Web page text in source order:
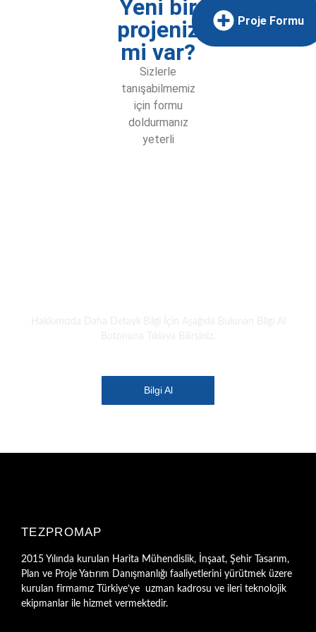
Yeni bir
projeniz
mi var?
Sizlerle
tanışabilmemiz
için formu
doldurmanız
yeterli
Proje Formu
Bilgi Al
TEZPROMAP
2015 Yılında kurulan Harita Mühendislik, İnşaat, Şehir Tasarım,
Plan ve Proje Yatırım Danışmanlığı faaliyetlerini yürütmek üzere
kurulan firmamız Türkiye’ye uzman kadrosu ve ileri teknolojik
ekipmanlar ile hizmet vermektedir.